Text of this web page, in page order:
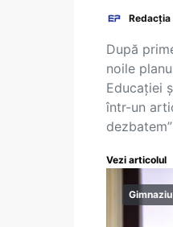
Redacția
După
noile
Educației
într-un
Vezi articolul
Gimnaziu